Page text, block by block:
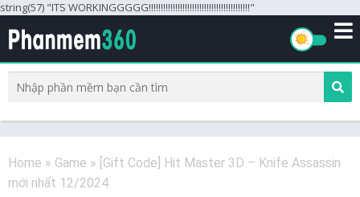
string(57) "ITS WORKINGGGGG!!!!!!!!!!!!!!!!!!!!!!!!!!!!!!!!!!!!!!!!!!"
Home » Game » [Gift Code] Hit Master 3D – Knife Assassin
mới nhất 12/2024